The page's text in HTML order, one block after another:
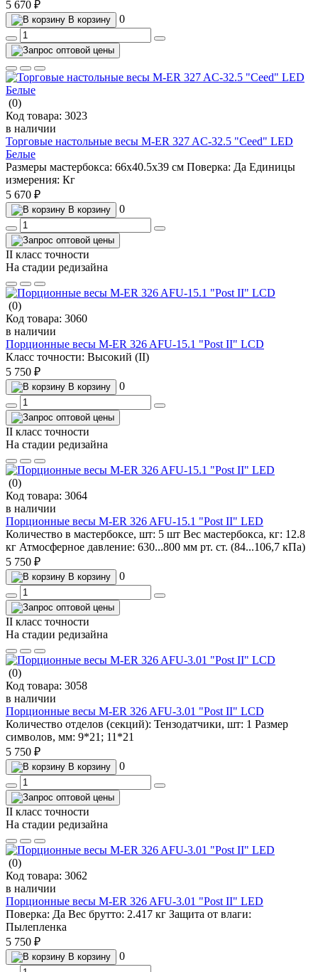
5 670 ₽
В корзину 0
(0)
Код товара: 3023
в наличии
Торговые настольные весы M-ER 327 AC-32.5 "Ceed" LED
Белые
Размеры мастербокса: 66х40.5х39 см Поверка: Да Единицы
измерения: Кг
5 670 ₽
В корзину 0
II класс точности
На стадии редизайна
(0)
Код товара: 3060
в наличии
Порционные весы M-ER 326 AFU-15.1 "Post II" LCD
Класс точности: Высокий (II)
5 750 ₽
В корзину 0
II класс точности
На стадии редизайна
(0)
Код товара: 3064
в наличии
Порционные весы M-ER 326 AFU-15.1 "Post II" LED
Количество в мастербоксе, шт: 5 шт Вес мастербокса, кг: 12.8
кг Атмосферное давление: 630...800 мм рт. ст. (84...106,7 кПа)
5 750 ₽
В корзину 0
II класс точности
На стадии редизайна
(0)
Код товара: 3058
в наличии
Порционные весы M-ER 326 AFU-3.01 "Post II" LCD
Количество отделов (секций): Тензодатчики, шт: 1 Размер
символов, мм: 9*21; 11*21
5 750 ₽
В корзину 0
II класс точности
На стадии редизайна
(0)
Код товара: 3062
в наличии
Порционные весы M-ER 326 AFU-3.01 "Post II" LED
Поверка: Да Вес брутто: 2.417 кг Защита от влаги:
Пылепленка
5 750 ₽
В корзину 0